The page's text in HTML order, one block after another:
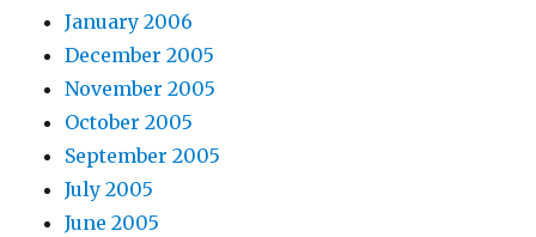
January 2006
December 2005
November 2005
October 2005
September 2005
July 2005
June 2005